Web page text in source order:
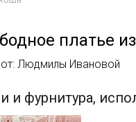
платье
Людмилы Ивановой
и фурнитура,